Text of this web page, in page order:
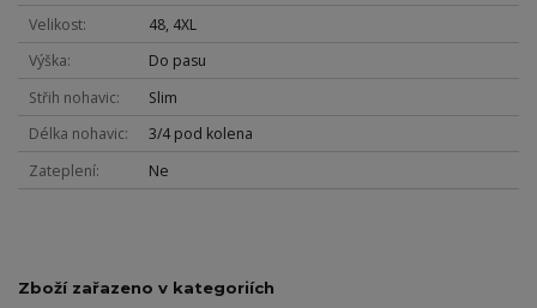
Velikost
48, 4XL
Výška
Do pasu
Střih nohavic
Slim
Délka nohavic
3/4 pod kolena
Zateplení
Ne
Zboží zařazeno v kategoriích